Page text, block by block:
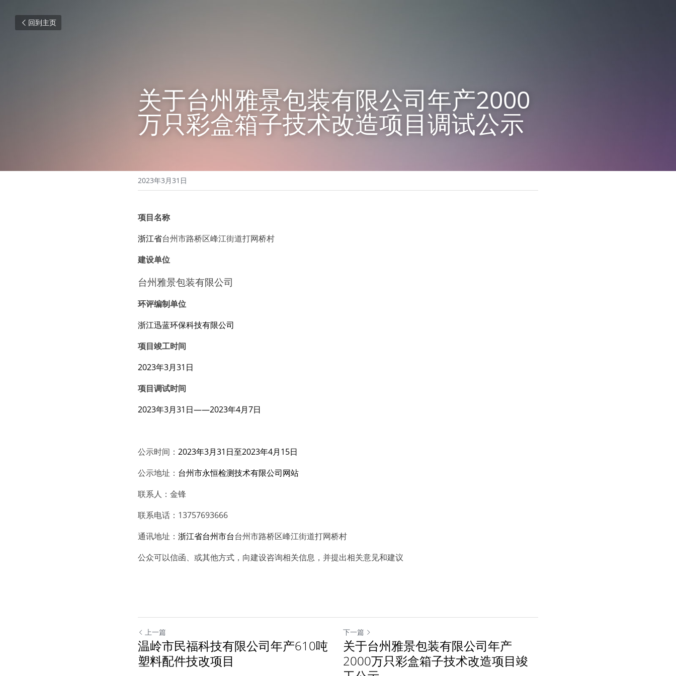
回到主页
关于台州雅景包装有限公司年产2000
万只彩盒箱子技术改造项目调试公示
2023年3月31日
项目名称
浙江省台州市路桥区峰江街道打网桥村
建设单位
台州雅景包装有限公司
环评编制单位
浙江迅蓝环保科技有限公司
项目竣工时间
2023年3月31日
项目调试时间
2023年3月31日——2023年4月7日
公示时间： 2023年3月31日至2023年4月15日
公示地址： 台州市永恒检测技术有限公司网站
联系人：金锋
联系电话：13757693666
通讯地址： 浙江省台州市台台州市路桥区峰江街道打网桥村
公众可以信函、或其他方式，向建设咨询相关信息，并提出相关意见和建议
上一篇
温岭市民福科技有限公司年产610吨
塑料配件技改项目
下一篇
关于台州雅景包装有限公司年产
2000万只彩盒箱子技术改造项目竣